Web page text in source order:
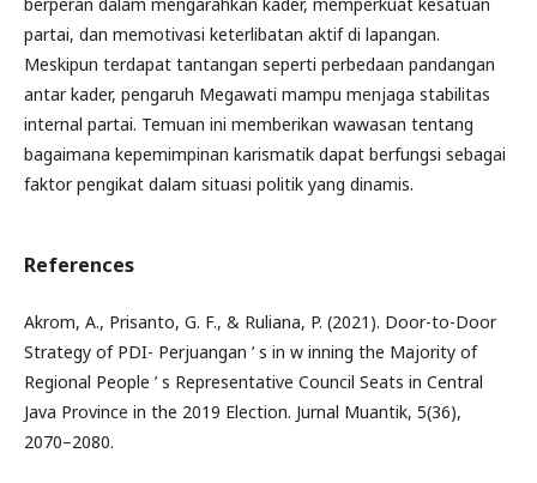
partai, dan memotivasi keterlibatan aktif di lapangan.
Meskipun terdapat tantangan seperti perbedaan pandangan
antar kader, pengaruh Megawati mampu menjaga stabilitas
internal partai. Temuan ini memberikan wawasan tentang
bagaimana kepemimpinan karismatik dapat berfungsi sebagai
faktor pengikat dalam situasi politik yang dinamis.
References
Akrom, A., Prisanto, G. F., & Ruliana, P. (2021). Door-to-Door
Strategy of PDI- Perjuangan ’ s in w inning the Majority of
Regional People ’ s Representative Council Seats in Central
Java Province in the 2019 Election. Jurnal Muantik, 5(36),
2070–2080.